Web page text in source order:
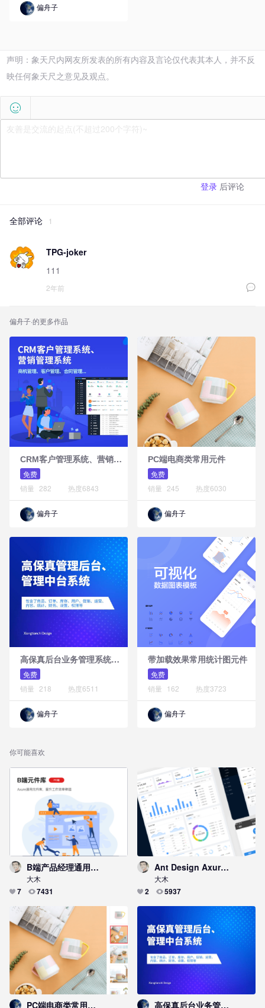
偏舟子
声明：象天尺内网友所发表的所有内容及言论仅代表其本人，并不反
映任何象天尺之意见及观点。

登录 后评论
全部评论 1
TPG-joker
111
2年前
偏舟子·的更多作品
C
RM客户管理系统、营销管理系统
免费
销量 282 热度6843
偏舟子
PC端电商类常用元件
免费
销量 245 热度6030
偏舟子
高
保真后台业务管理系统原型模板库
免费
销量 218 热度6511
偏舟子
带加载效果常用统计图元件
免费
销量 162 热度3723
偏舟子
你可能喜欢
B端产品经理通用元件库
大木
7 7431
Ant Design Axure Library元件库Web版
大木
2 5937
PC端电商类常用元件 高保真后台业务管理系统原型模板库